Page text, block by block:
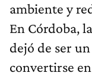
ambiente y
En Córdoba,
dejó de ser
convertirse